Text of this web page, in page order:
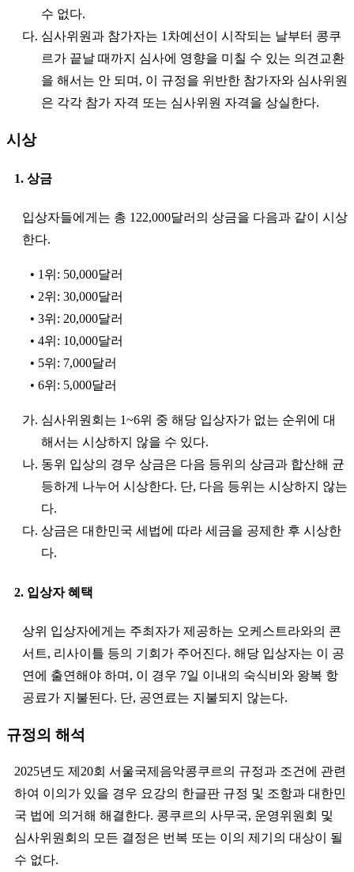
수 없다.
다. 심사위원과 참가자는 1차예선이 시작되는 날부터 콩쿠
르가 끝날 때까지 심사에 영향을 미칠 수 있는 의견교환
을 해서는 안 되며, 이 규정을 위반한 참가자와 심사위원
은 각각 참가 자격 또는 심사위원 자격을 상실한다.
시상
1. 상금
입상자들에게는 총 122,000달러의 상금을 다음과 같이 시상
한다.
• 1위: 50,000달러
• 2위: 30,000달러
• 3위: 20,000달러
• 4위: 10,000달러
• 5위: 7,000달러
• 6위: 5,000달러
가. 심사위원회는 1~6위 중 해당 입상자가 없는 순위에 대
해서는 시상하지 않을 수 있다.
나. 동위 입상의 경우 상금은 다음 등위의 상금과 합산해 균
등하게 나누어 시상한다. 단, 다음 등위는 시상하지 않는
다.
다. 상금은 대한민국 세법에 따라 세금을 공제한 후 시상한
다.
2. 입상자 혜택
상위 입상자에게는 주최자가 제공하는 오케스트라와의 콘
서트, 리사이틀 등의 기회가 주어진다. 해당 입상자는 이 공
연에 출연해야 하며, 이 경우 7일 이내의 숙식비와 왕복 항
공료가 지불된다. 단, 공연료는 지불되지 않는다.
규정의 해석
2025년도 제20회 서울국제음악콩쿠르의 규정과 조건에 관련
하여 이의가 있을 경우 요강의 한글판 규정 및 조항과 대한민
국 법에 의거해 해결한다. 콩쿠르의 사무국, 운영위원회 및
심사위원회의 모든 결정은 번복 또는 이의 제기의 대상이 될
수 없다.